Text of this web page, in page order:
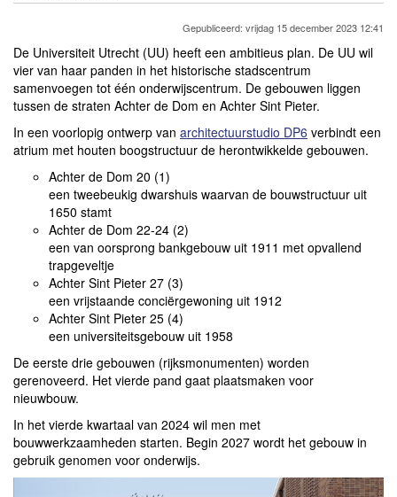
Gepubliceerd: vrijdag 15 december 2023 12:41
De Universiteit Utrecht (UU) heeft een ambitieus plan. De UU wil
vier van haar panden in het historische stadscentrum
samenvoegen tot één onderwijscentrum. De gebouwen liggen
tussen de straten Achter de Dom en Achter Sint Pieter.
In een voorlopig ontwerp van architectuurstudio DP6 verbindt een
atrium met houten boogstructuur de herontwikkelde gebouwen.
Achter de Dom 20 (1)
een tweebeukig dwarshuis waarvan de bouwstructuur uit
1650 stamt
Achter de Dom 22-24 (2)
een van oorsprong bankgebouw uit 1911 met opvallend
trapgeveltje
Achter Sint Pieter 27 (3)
een vrijstaande conciërgewoning uit 1912
Achter Sint Pieter 25 (4)
een universiteitsgebouw uit 1958
De eerste drie gebouwen (rijksmonumenten) worden
gerenoveerd. Het vierde pand gaat plaatsmaken voor
nieuwbouw.
In het vierde kwartaal van 2024 wil men met
bouwwerkzaamheden starten. Begin 2027 wordt het gebouw in
gebruik genomen voor onderwijs.